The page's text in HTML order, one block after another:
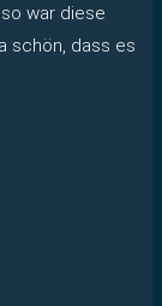
war diese
schön, dass es